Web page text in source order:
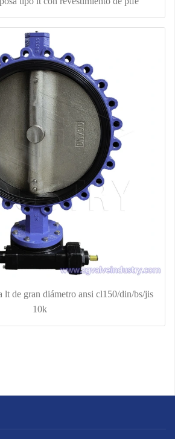
lt de gran diámetro ansi cl150/din/bs/jis
10k